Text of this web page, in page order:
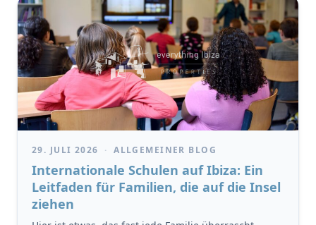
29. JULI 2026 · ALLGEMEINER BLOG
Internationale Schulen auf Ibiza: Ein
Leitfaden für Familien, die auf die Insel
ziehen